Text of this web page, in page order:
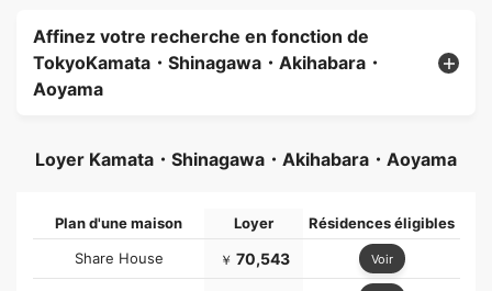
Affinez votre recherche en fonction de
TokyoKamata・Shinagawa・Akihabara・
Aoyama
Loyer Kamata・Shinagawa・Akihabara・Aoyama
Plan d'une maison Loyer
Résidences éligibles
Share House
￥ 70,543 Voir